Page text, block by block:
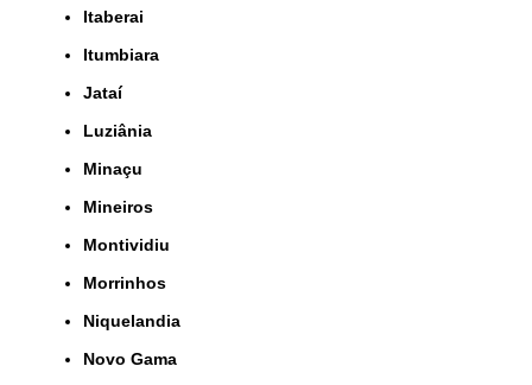
Itaberai
Itumbiara
Jataí
Luziânia
Minaçu
Mineiros
Montividiu
Morrinhos
Niquelandia
Novo Gama